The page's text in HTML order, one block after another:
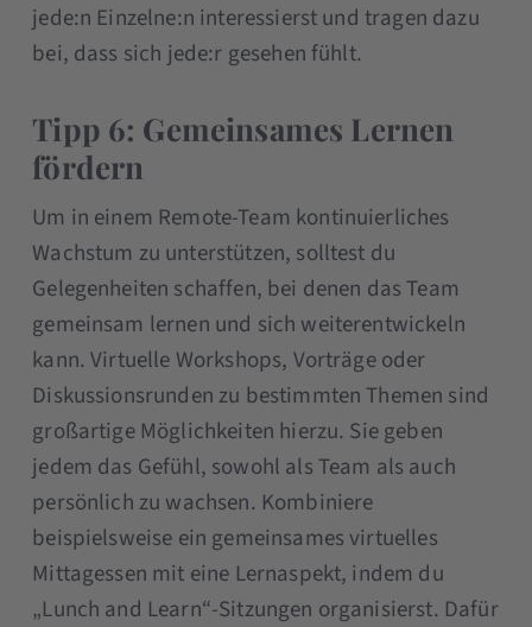
jede:n Einzelne:n interessierst und tragen dazu
bei, dass sich jede:r gesehen fühlt.
Tipp 6: Gemeinsames Lernen
fördern
Um in einem Remote-Team kontinuierliches
Wachstum zu unterstützen, solltest du
Gelegenheiten schaffen, bei denen das Team
gemeinsam lernen und sich weiterentwickeln
kann. Virtuelle Workshops, Vorträge oder
Diskussionsrunden zu bestimmten Themen sind
großartige Möglichkeiten hierzu. Sie geben
jedem das Gefühl, sowohl als Team als auch
persönlich zu wachsen. Kombiniere
beispielsweise ein gemeinsames virtuelles
Mittagessen mit eine Lernaspekt, indem du
„Lunch and Learn“-Sitzungen organisierst. Dafür